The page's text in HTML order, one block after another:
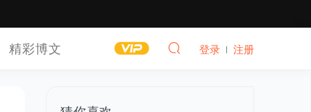
精彩博文 登录 注册